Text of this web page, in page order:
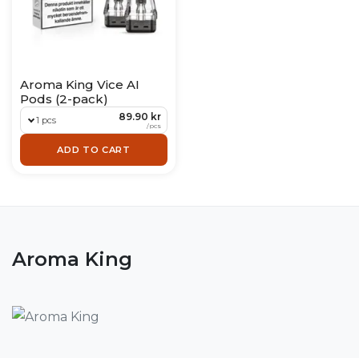
Aroma King Vice AI
Pods (2-pack)
1 pcs 89.90 kr
/pcs
ADD TO CART
Aroma King